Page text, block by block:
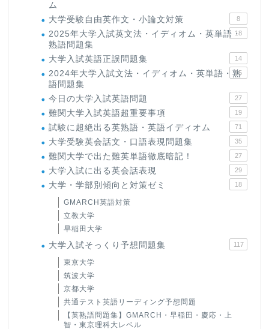
ム
大学受験自由英作文・小論文対策 8
2025年大学入試英文法・イディオム・英単語・
熟語問題集
18
大学入試英語正誤問題集 14
2024年大学入試文法・イディオム・英単語・熟
語問題集
15
今日の大学入試英語問題 27
難関大学入試英語超重要事項 19
試験に超絶出る英熟語・英語イディオム 71
大学受験英会話文・口語表現問題集 35
難関大学で出た難英単語徹底暗記！ 27
大学入試に出る英会話表現 29
大学・学部別傾向と対策ゼミ 18
GMARCH英語対策
立教大学
早稲田大学
大学入試そっくり予想問題集 117
東京大学
筑波大学
京都大学
共通テスト英語リーディング予想問題
【英熟語問題集】GMARCH・早稲田・慶応・上
智・東京理科大レベル